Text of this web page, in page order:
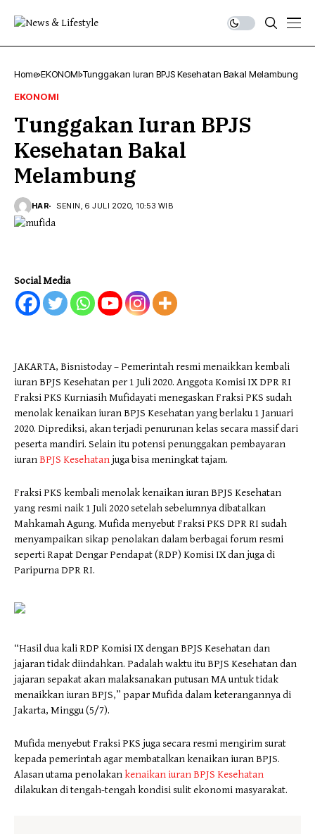
Home EKONOMI Tunggakan Iuran BPJS Kesehatan Bakal Melambung
EKONOMI
Tunggakan Iuran BPJS
Kesehatan Bakal
Melambung
HAR SENIN, 6 JULI 2020, 10:53 WIB
Social Media
JAKARTA, Bisnistoday – Pemerintah resmi menaikkan kembali
iuran BPJS Kesehatan per 1 Juli 2020. Anggota Komisi IX DPR RI
Fraksi PKS Kurniasih Mufidayati menegaskan Fraksi PKS sudah
menolak kenaikan iuran BPJS Kesehatan yang berlaku 1 Januari
2020. Diprediksi, akan terjadi penurunan kelas secara massif dari
peserta mandiri. Selain itu potensi penunggakan pembayaran
iuranBPJS Kesehatan juga bisa meningkat tajam.
Fraksi PKS kembali menolak kenaikan iuran BPJS Kesehatan
yang resmi naik 1 Juli 2020 setelah sebelumnya dibatalkan
Mahkamah Agung. Mufida menyebut Fraksi PKS DPR RI sudah
menyampaikan sikap penolakan dalam berbagai forum resmi
seperti Rapat Dengar Pendapat (RDP) Komisi IX dan juga di
Paripurna DPR RI.
“Hasil dua kali RDP Komisi IX dengan BPJS Kesehatan dan
jajaran tidak diindahkan. Padalah waktu itu BPJS Kesehatan dan
jajaran sepakat akan malaksanakan putusan MA untuk tidak
menaikkan iuran BPJS,” papar Mufida dalam keterangannya di
Jakarta, Minggu (5/7).
Mufida menyebut Fraksi PKS juga secara resmi mengirim surat
kepada pemerintah agar membatalkan kenaikan iuran BPJS.
Alasan utama penolakan kenaikan iuran BPJS Kesehatan
dilakukan di tengah-tengah kondisi sulit ekonomi masyarakat.